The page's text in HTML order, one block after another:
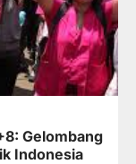
Gelombang
Indonesia